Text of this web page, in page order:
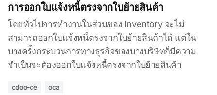
การออกใบแจ้งหนี้ตรงจากใบย้ายสินค้า
โดยทั่วไปการทำงานในส่วนของ Inventory จะไม่
สามารถออกใบแจ้งหนี้ตรงจากใบย้ายสินค้าได้ แต่ใน
บางครั้งกระบวนการทางธุรกิจของบางบริษัทก็มีความ
จำเป็นจะต้องออกใบแจ้งหนี้ตรงจากใบย้ายสินค้า
odoo-ce oca